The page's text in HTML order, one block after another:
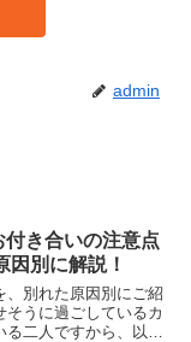
admin
き合いの注意点
因別に解説！
、別れた原因別にご紹
うに過ごしているカ
る二人ですから、以前